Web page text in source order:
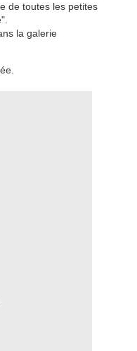
de toutes les petites
la galerie